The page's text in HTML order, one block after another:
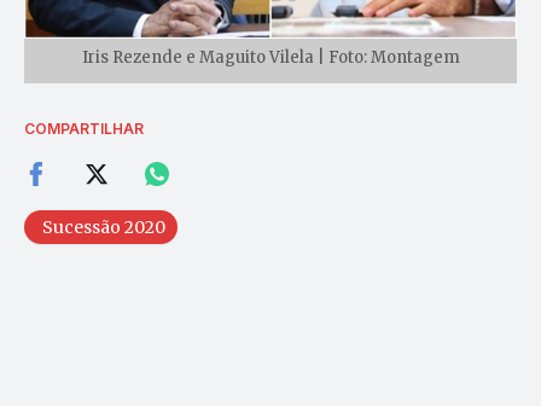
Iris Rezende e Maguito Vilela | Foto: Montagem
COMPARTILHAR
Sucessão 2020